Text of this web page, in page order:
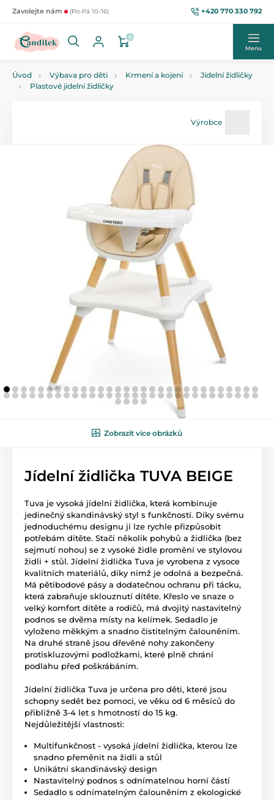
Zavolejte nám (Po-Pá 10-16) +420 770 330 792
0
Menu
Úvod Výbava pro děti Krmení a kojení
Jídelní židličky
Plastové jídelní židličky
Výrobce
Zobrazit více obrázků
Jídelní židlička TUVA BEIGE
Tuva je vysoká jídelní židlička, která kombinuje
jedinečný skandinávský styl s funkčností. Díky svému
jednoduchému designu jí lze rychle přizpůsobit
potřebám dítěte. Stačí několik pohybů a židlička (bez
sejmutí nohou) se z vysoké židle promění ve stylovou
židli + stůl. Jídelní židlička Tuva je vyrobena z vysoce
kvalitních materiálů, díky nimž je odolná a bezpečná.
Má pětibodové pásy a dodatečnou ochranu při tácku,
která zabraňuje sklouznutí dítěte. Křeslo ve snaze o
velký komfort dítěte a rodičů, má dvojitý nastavitelný
podnos se dvěma místy na kelímek. Sedadlo je
vyloženo měkkým a snadno čistitelným čalouněním.
Na druhé straně jsou dřevěné nohy zakončeny
protiskluzovými podložkami, které plně chrání
podlahu před poškrábáním.
Jídelní židlička Tuva je určena pro děti, které jsou
schopny sedět bez pomoci, ve věku od 6 měsíců do
přibližně 3-4 let s hmotností do 15 kg.
Nejdůležitější vlastnosti:
Multifunkčnost - vysoká jídelní židlička, kterou lze
snadno přeměnit na židli a stůl
Unikátní skandinávský design
Nastavitelný podnos s odnímatelnou horní částí
Sedadlo s odnímatelným čalouněním z ekologické